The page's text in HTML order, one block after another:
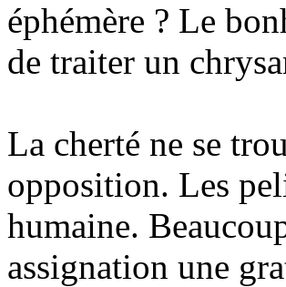
éphémère ? Le
de traiter un
La cherté ne se
opposition. Les
humaine.
assignation une